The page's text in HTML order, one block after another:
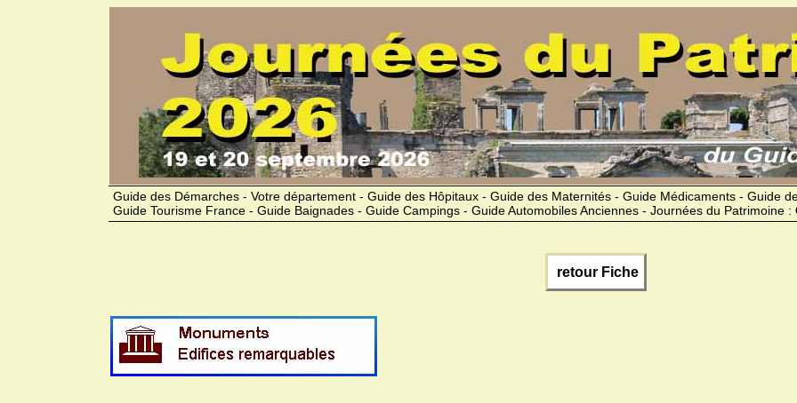
Guide des Démarches - Votre département - Guide des Hôpitaux - Guide des Maternités - Guide Médicaments - Guide
Guide Tourisme France - Guide Baignades - Guide Campings - Guide Automobiles Anciennes - Journées du Patrimoine :
retour Fiche